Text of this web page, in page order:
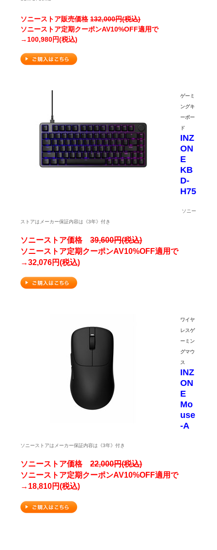
ソニーストア販売価格132,000円(税込)
ソニーストア定期クーポンAV10%OFF適用で
→100,980円(税込)
ゲーミ
ングキ
ーボー
ド
INZ
ON
E
KB
D-
H75
ソニー
ストアはメーカー保証内容は《3年》付き
ソニーストア価格39,600円(税込)
ソニーストア定期クーポンAV10%OFF適用で
→32,076円(税込)
ワイヤ
レスゲ
ーミン
グマウ
ス
INZ
ON
E
Mo
use
-A
ソニーストアはメーカー保証内容は《3年》付き
ソニーストア価格22,000円(税込)
ソニーストア定期クーポンAV10%OFF適用で
→18,810円(税込)